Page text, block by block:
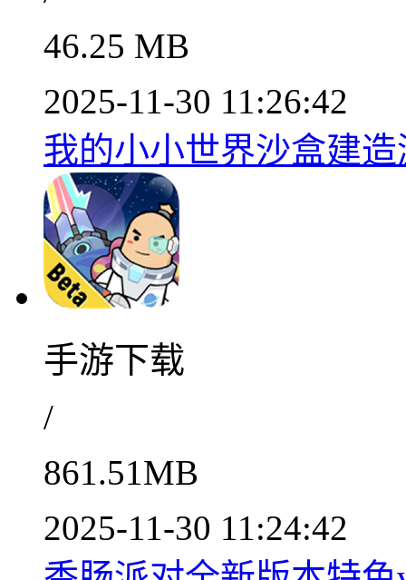
46.25 MB
2025-11-30 11:26:42
我的小小世界沙盒建
手游下载
/
861.51MB
2025-11-30 11:24:42